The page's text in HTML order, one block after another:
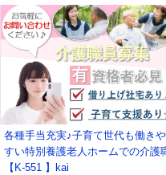
【保有個人デ
録に関する事
有限会社ライブワーク（
は、保有個人データの開
内容の訂正、追加又は削
者への提供の停止）の請
各種手当充実♪子育て世代も働きや
すい特別養護老人ホームでの介護
【K-551 】kai